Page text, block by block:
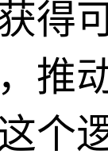
得
推
个